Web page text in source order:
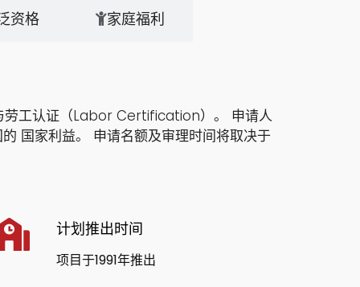
资格 家庭福利
劳工认证（Labor Certification）。 申请人
国家利益。 申请名额及审理时间将取决于
计划推出时间
项目于1991年推出